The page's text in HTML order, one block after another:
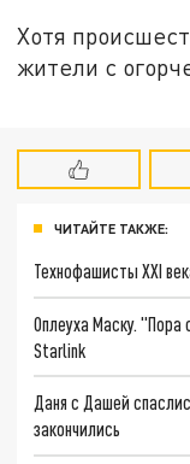
Хотя
жители с
ЧИТАЙТЕ ТАКЖЕ:
Технофашисты XXI
Оплеуха Маску. "Пора
Starlink
Даня с Дашей
закончились